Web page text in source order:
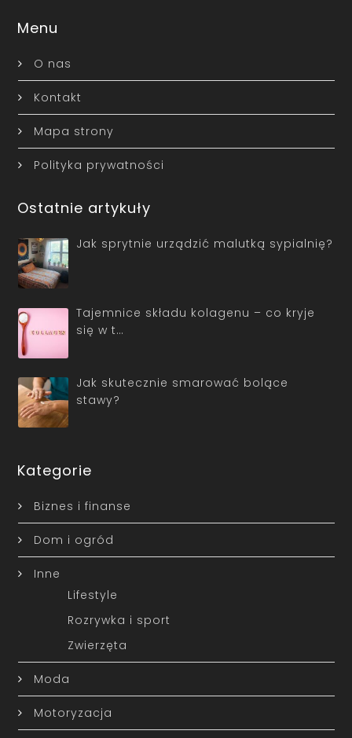
Menu
O nas
Kontakt
Mapa strony
Polityka prywatności
Ostatnie artykuły
Jak sprytnie urządzić malutką sypialnię?
Tajemnice składu kolagenu – co kryje
się w t…
Jak skutecznie smarować bolące
stawy?
Kategorie
Biznes i finanse
Dom i ogród
Inne
Lifestyle
Rozrywka i sport
Zwierzęta
Moda
Motoryzacja